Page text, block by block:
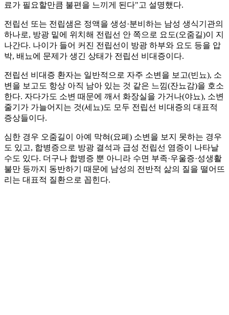
료가 필요할만큼 불편을 느끼게 된다"고 설명했다.
전립선 또는 전립샘은 정액을 생성·분비하는 남성 생식기관의
하나로, 방광 밑에 위치해 전립선 안 쪽으로 요도(오줌길)이 지
나간다. 나이가 들어 커진 전립선이 방광 하부와 요도 등을 압
박, 배뇨에 문제가 생긴 상태가 전립선 비대증이다.
전립선 비대증 환자는 일반적으로 자주 소변을 보고(빈뇨), 소
변을 보고도 항상 아직 남아 있는 것 같은 느낌(잔뇨감)을 호소
한다. 자다가도 소변 때문에 깨서 화장실을 가거나(야뇨), 소변
줄기가 가늘어지는 것(세뇨)도 모두 전립선 비대증의 대표적
증상들이다.
심한 경우 오줌길이 아예 막혀(요폐) 소변을 보지 못하는 경우
도 있고, 합병증으로 방광 결석과 급성 전립선 염증이 나타날
수도 있다. 더구나 합병증 뿐 아니라 수면 부족·우울증·성생활
불만 등까지 동반하기 때문에 남성의 전반적 삶의 질을 떨어뜨
리는 대표적 질환으로 꼽힌다.